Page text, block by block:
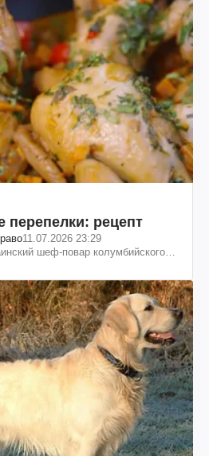
рецепт
11.07.2026 23:29
шеф-повар колумбийского